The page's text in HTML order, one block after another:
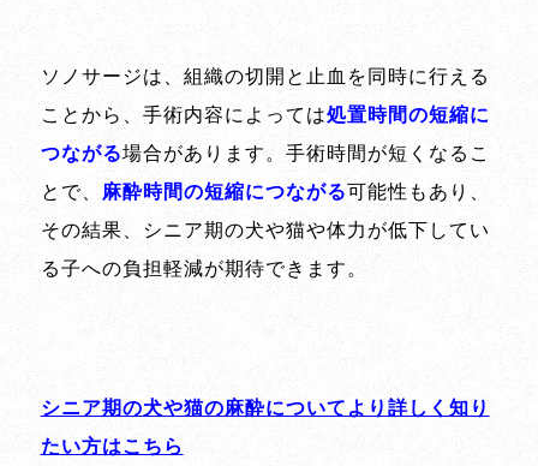
ソノサージは、組織の切開と止血を同時に行える
ことから、手術内容によっては処置時間の短縮に
つながる場合があります。手術時間が短くなるこ
とで、 麻酔時間の短縮につながる可能性もあり、
その結果、シニア期の犬や猫や体力が低下してい
る子への負担軽減が期待できます。
シニア期の犬や猫の麻酔についてより詳しく知り
たい方はこちら